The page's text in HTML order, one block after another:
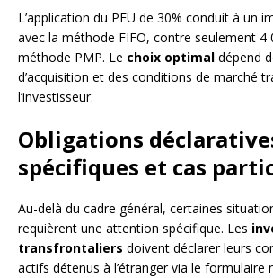
L’application du PFU de 30% conduit à un
avec la méthode FIFO, contre seulement 4
méthode PMP. Le choix optimal dépend
d’acquisition et des conditions de marché
l’investisseur.
Obligations
spécifiques et cas
Au-delà du cadre général, certaines
requièrent une attention spécifique. Les
transfrontaliers doivent déclarer leurs
actifs détenus à l’étranger via le formulaire